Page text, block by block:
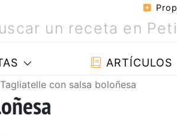
ARTÍCULOS
Tagliatelle con salsa boloñesa